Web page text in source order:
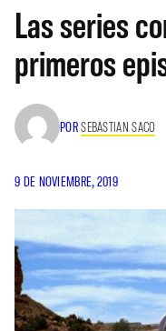
Las series
primeros
PORSEBASTIAN SACO
9 DE NOVIEMBRE, 2019